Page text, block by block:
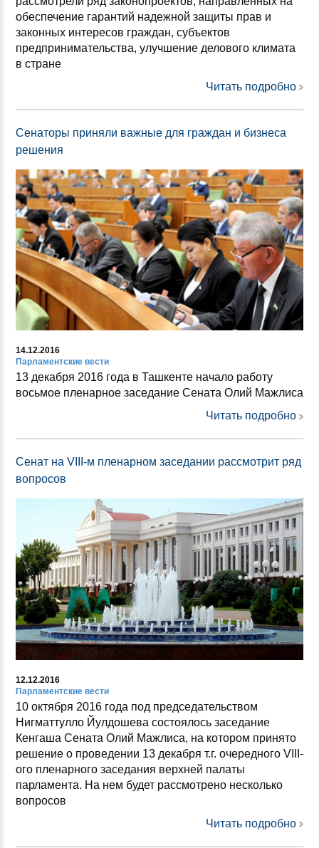
обеспечение гарантий надежной защиты прав и
законных интересов граждан, субъектов
предпринимательства, улучшение делового климата
в стране
Читать подробно
Сенаторы приняли важные для граждан и бизнеса
решения
14.12.2016
Парламентские вести
13 декабря 2016 года в Ташкенте начало работу
восьмое пленарное заседание Сената Олий Мажлиса
Читать подробно
Сенат на VIII-м пленарном заседании рассмотрит ряд
вопросов
12.12.2016
Парламентские вести
10 октября 2016 года под председательством
Нигматтулло Йулдошева состоялось заседание
Кенгаша Сената Олий Мажлиса, на котором принято
решение о проведении 13 декабря т.г. очередного VIII-
ого пленарного заседания верхней палаты
парламента. На нем будет рассмотрено несколько
вопросов
Читать подробно